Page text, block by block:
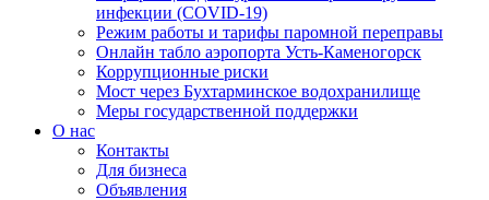
инфекции (COVID-19)
Режим работы и тарифы паромной переправы
Онлайн табло аэропорта Усть-Каменогорск
Коррупционные риски
Мост через Бухтарминское водохранилище
Меры государственной поддержки
О нас
Контакты
Для бизнеса
Объявления